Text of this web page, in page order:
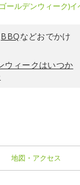
ールデンウィーク)
BBQなどおでかけ
ウィークはいつか
地図・アクセス